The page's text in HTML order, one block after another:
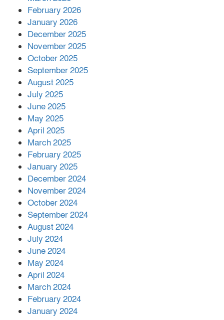
পর ফোন তারেক রহমানের,গ্যাস সঙ্কট
সহায়তা দিলেন সাচিং প্রু জেরী
February 2026
January 2026
December 2025
November 2025
October 2025
September 2025
August 2025
July 2025
June 2025
May 2025
April 2025
March 2025
February 2025
January 2025
December 2024
November 2024
October 2024
September 2024
August 2024
July 2024
June 2024
May 2024
April 2024
March 2024
February 2024
January 2024